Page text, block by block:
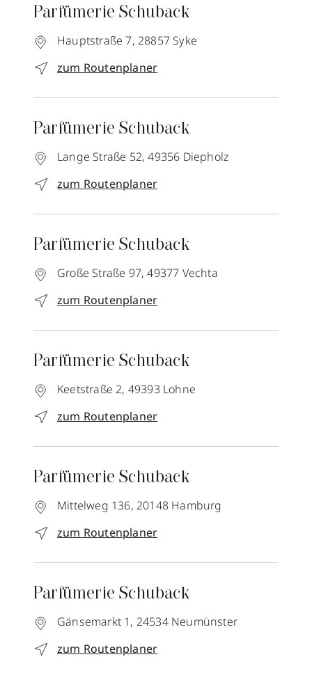
Parfümerie Schuback
Hauptstraße 7, 28857 Syke
zum Routenplaner
Parfümerie Schuback
Lange Straße 52, 49356 Diepholz
zum Routenplaner
Parfümerie Schuback
Große Straße 97, 49377 Vechta
zum Routenplaner
Parfümerie Schuback
Keetstraße 2, 49393 Lohne
zum Routenplaner
Parfümerie Schuback
Mittelweg 136, 20148 Hamburg
zum Routenplaner
Parfümerie Schuback
Gänsemarkt 1, 24534 Neumünster
zum Routenplaner